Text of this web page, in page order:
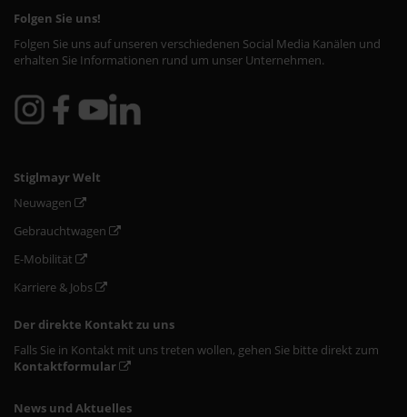
Folgen Sie uns!
Folgen Sie uns auf unseren verschiedenen Social Media Kanälen und
erhalten Sie Informationen rund um unser Unternehmen.
Stiglmayr Welt
Neuwagen
Gebrauchtwagen
E-Mobilität
Karriere & Jobs
Der direkte Kontakt zu uns
Falls Sie in Kontakt mit uns treten wollen, gehen Sie bitte direkt zum
Kontaktformular
News und Aktuelles